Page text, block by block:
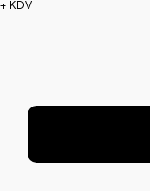
KDV